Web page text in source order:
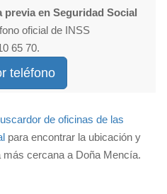
previa en Seguridad Social
oficial de INSS
65 70.
teléfono
de oficinas de las
para encontrar la ubicación y
cercana a Doña Mencía.